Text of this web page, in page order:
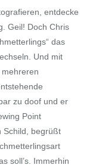
entdecke
Geil! Doch Chris
das
Und mit
zu doof und er
Point
Schild, begrüßt
soll’s. Immerhin